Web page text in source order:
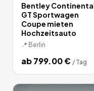
Bentley
GT Sportwagen
Coupe mieten
Hochzeitsauto
📍 Berlin
ab799.00€ / Tag